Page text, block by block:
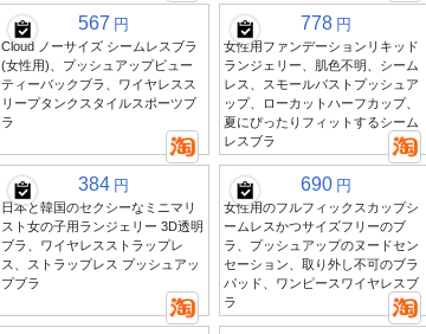
567 円
Cloud ノーサイズ シームレスブラ
(女性用)、プッシュアップビュー
ティーバックブラ、ワイヤレスス
リープタンクスタイルスポーツブ
ラ
778 円
女性用ファンデーションリキッド
ランジェリー、肌色不明、シーム
レス、スモールバストプッシュア
ップ、ローカットハーフカップ、
夏にぴったりフィットするシーム
レスブラ
384 円
日本と韓国のセクシーなミニマリ
スト女の子用ランジェリー 3D透明
ブラ、ワイヤレスストラップレ
ス、ストラップレス プッシュアッ
プブラ
690 円
女性用のフルフィックスカップシ
ームレスかつサイズフリーのブ
ラ、プッシュアップのヌードセン
セーション、取り外し不可のブラ
パッド、ワンピースワイヤレスブ
ラ